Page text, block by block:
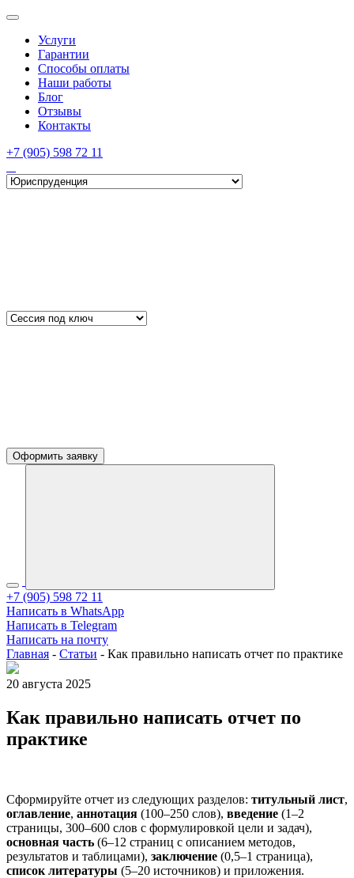
Услуги
Гарантии
Способы оплаты
Наши работы
Блог
Отзывы
Контакты
+7 (905) 598 72 11
Оформить заявку
+7 (905) 598 72 11
Написать в WhatsApp
Написать в Telegram
Написать на почту
Главная - Статьи - Как правильно написать отчет по практике
20 августа 2025
Как правильно написать отчет по
практике
Сформируйте отчет из следующих разделов: титульный лист,
оглавление, аннотация (100–250 слов), введение (1–2
страницы, 300–600 слов с формулировкой цели и задач),
основная часть (6–12 страниц с описанием методов,
результатов и таблицами), заключение (0,5–1 страница),
список литературы (5–20 источников) и приложения.